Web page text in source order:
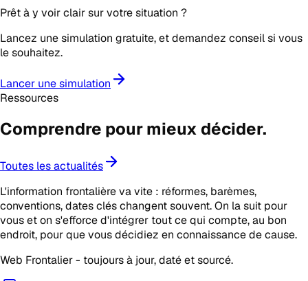
Prêt à y voir clair sur votre situation ?
Lancez une simulation gratuite, et demandez conseil si vous
le souhaitez.
Lancer une simulation
Ressources
Comprendre pour mieux décider.
Toutes les actualités
L'information frontalière va vite : réformes, barèmes,
conventions, dates clés changent souvent. On la suit pour
vous et on s'efforce d'intégrer tout ce qui compte, au bon
endroit, pour que vous décidiez en connaissance de cause.
Web Frontalier - toujours à jour, daté et sourcé.